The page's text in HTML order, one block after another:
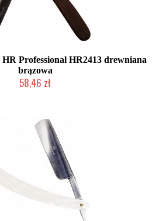
Professional HR2413 drewniana
brązowa
58,46 zł